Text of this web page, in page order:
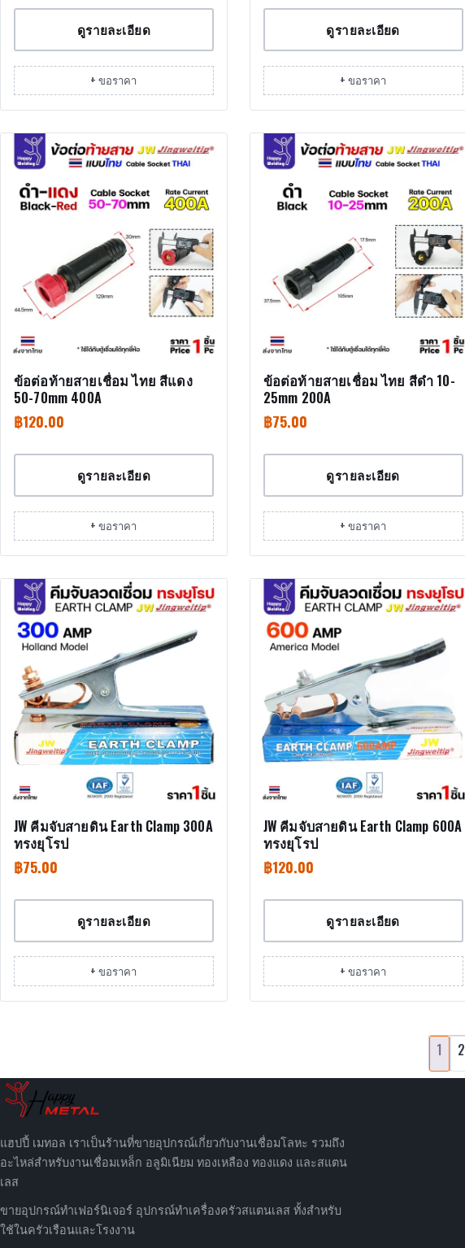
ดูรายละเอียด
+ ขอราคา
ดูรายละเอียด
+ ขอราคา
ข้อต่อท้ายสายเชื่อม ไทย สีแดง
50-70mm 400A
฿120.00
ดูรายละเอียด
+ ขอราคา
ข้อต่อท้ายสายเชื่อม ไทย สีดำ 10-
25mm 200A
฿75.00
ดูรายละเอียด
+ ขอราคา
JW คีมจับสายดิน Earth Clamp 300A
ทรงยุโรป
฿75.00
ดูรายละเอียด
+ ขอราคา
JW คีมจับสายดิน Earth Clamp 600A
ทรงยุโรป
฿120.00
ดูรายละเอียด
+ ขอราคา
1 2
แฮปปี้ เมทอล เราเป็นร้านที่ขายอุปกรณ์เกี่ยวกับงานเชื่อมโลหะ รวมถึง
อะไหล่สำหรับงานเชื่อมเหล็ก อลูมิเนียม ทองเหลือง ทองแดง และสแตน
เลส
ขายอุปกรณ์ทำเฟอร์นิเจอร์ อุปกรณ์ทำเครื่องครัวสแตนเลส ทั้งสำหรับ
ใช้ในครัวเรือนและโรงงาน